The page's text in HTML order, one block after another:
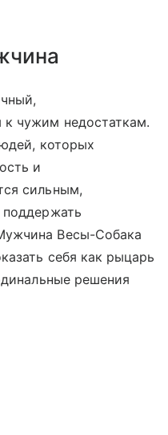
чужим недостаткам.
которых
и
сильным,
Весы-Собака
себя как рыцарь
решения